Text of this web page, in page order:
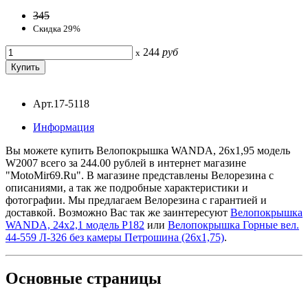
345
Скидка 29%
x 244 руб
Арт.17-5118
Информация
Вы можете купить Велопокрышка WANDA, 26х1,95 модель
W2007 всего за 244.00 рублей в интернет магазине
"MotoMir69.Ru". В магазине представлены Велорезина с
описаниями, а так же подробные характеристики и
фотографии. Мы предлагаем Велорезина с гарантией и
доставкой. Возможно Вас так же заинтересуют Велопокрышка
WANDA, 24х2,1 модель Р182 или Велопокрышка Горные вел.
44-559 Л-326 без камеры Петрошина (26x1,75).
Основные страницы